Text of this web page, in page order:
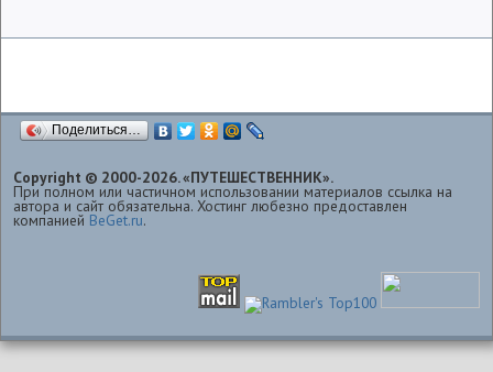
Поделиться…
Copyright © 2000-2026. «ПУТЕШЕСТВЕННИК».
При полном или частичном использовании материалов ссылка на
автора и сайт обязательна. Хостинг любезно предоставлен
компанией BeGet.ru.